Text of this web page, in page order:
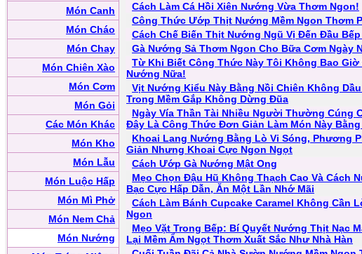
Món Canh
Món Cháo
Món Chay
Món Chiên Xào
Món Cơm
Món Gỏi
Các Món Khác
Món Kho
Món Lẫu
Món Luộc Hấp
Món Mì Phở
Món Nem Chả
Món Nướng
Cách Làm Cá Hồi Xiên Nướng Vừa Thơm Ngon!
Công Thức Ướp Thịt Nướng Mềm Ngon Thơm
Cách Chế Biến Thịt Nướng Ngũ Vị Đến Đầu
Gà Nướng Sả Thơm Ngon Cho Bữa Cơm Ngày
Từ Khi Biết Công Thức Này Tôi Không Bao Giờ
Nướng Nữa!
Vịt Nướng Kiểu Này Bằng Nồi Chiên Không
Trong Mềm Gắp Không Dừng Đũa
Ngày Vía Thần Tài Nhiều Người Thường Cúng
Đây Là Công Thức Đơn Giản Làm Món Này Bằng
Khoai Lang Nướng Bằng Lò Vi Sóng, Phương
Giản Nhưng Khoai Cực Ngon Ngọt
Cách Ướp Gà Nướng Mật Ong
Mẹo Chọn Đậu Hũ Không Thạch Cao Và Cách
Bạc Cực Hấp Dẫn, Ăn Một Lần Nhớ Mãi
Cách Làm Bánh Cupcake Caramel Không Cần
Ngon
Mẹo Vặt Trong Bếp: Bí Quyết Nướng Thịt Nạc
Lại Mềm Ẩm Ngọt Thơm Xuất Sắc Như Nhà Hàn